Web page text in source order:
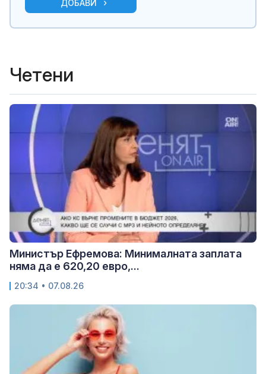
ДОБАВИ
Четени
Министър Ефремова: Минималната заплата
няма да е 620,20 евро,...
20:34 • 07.08.26